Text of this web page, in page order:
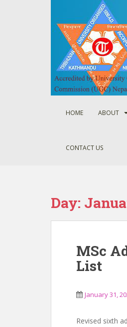
HOME ABOUT
CONTACT US
Day:
MSc
List
January 31,
Revised sixth